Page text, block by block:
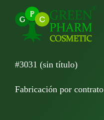
#3031 (sin título)
Fabricación por contrato